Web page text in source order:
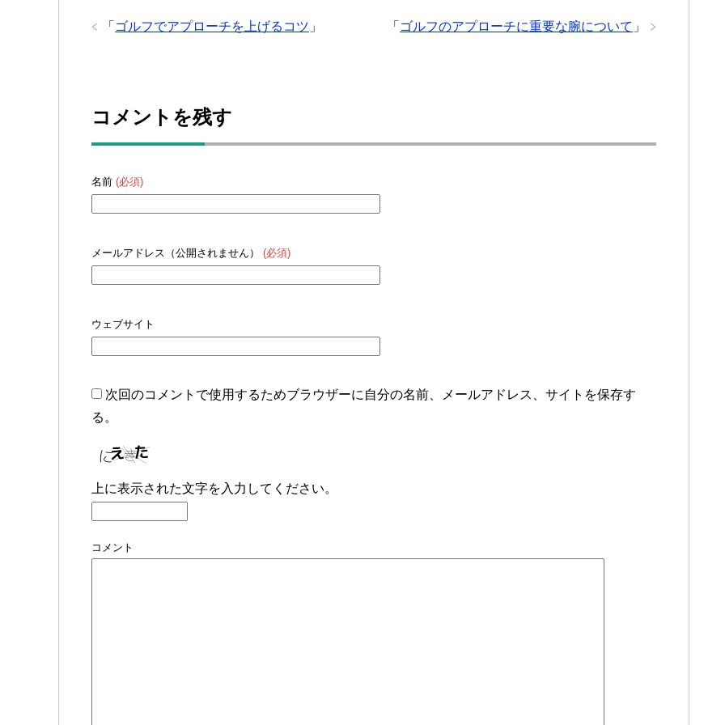
「 ゴルフのアプローチに重要な腕について 」
「 ゴルフでアプローチを上げるコツ 」
コメントを残す
名前 (必須)
メールアドレス（公開されません） (必須)
ウェブサイト
次回のコメントで使用するためブラウザーに自分の名前、メールアドレス、サイトを保存す
る。
上に表示された文字を入力してください。
コメント